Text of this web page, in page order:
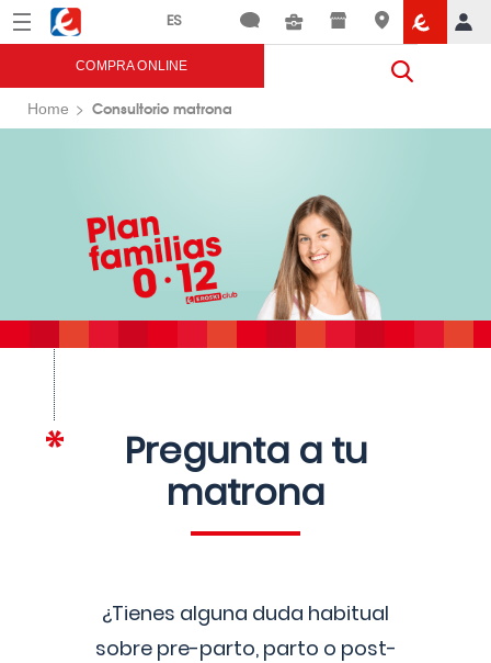
Menú Eroski
COMPRA ONLINE
Home Consultorio matrona
Pregunta a tu
matrona
¿Tienes alguna duda habitual
sobre pre-parto, parto o post-